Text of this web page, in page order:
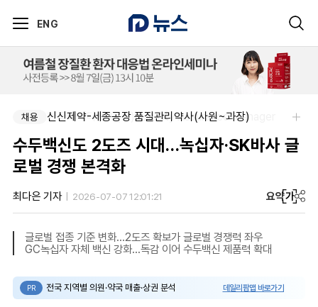
ENG
채용 한국다케다제약(주)-Quality Assurance Manager
채용 신신제약-세종공장 품질관리약사(사원~과장)
수두백신도 2도즈 시대…녹십자·SK바사 글
로벌 경쟁 본격화
최다은 기자 2026-07-07 12:01:21 요약가
글로벌 접종 기준 변화…2도즈 확보가 글로벌 경쟁력 좌우
GC녹십자 자체 백신 강화…독감 이어 수두백신 제품력 확대
PR 전국 지역별 의원·약국 매출·상권 분석 데일리팜맵 바로가기